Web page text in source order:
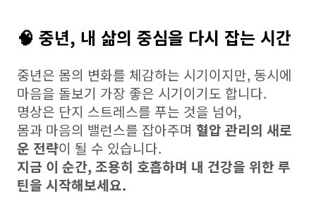
🧠 중년, 내 삶의 중심을 다시 잡는 시간
중년은 몸의 변화를 체감하는 시기이지만, 동시에
마음을 돌보기 가장 좋은 시기이기도 합니다.
명상은 단지 스트레스를 푸는 것을 넘어,
몸과 마음의 밸런스를 잡아주며 혈압 관리의 새로
운 전략이 될 수 있습니다.
지금 이 순간, 조용히 호흡하며 내 건강을 위한 루
틴을 시작해보세요.